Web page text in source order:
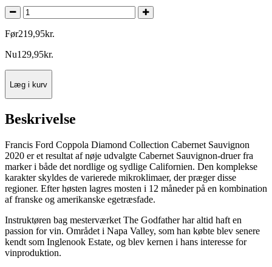
Før219,95kr.
Nu129,95kr.
Læg i kurv
Beskrivelse
Francis Ford Coppola Diamond Collection Cabernet Sauvignon
2020 er et resultat af nøje udvalgte Cabernet Sauvignon-druer fra
marker i både det nordlige og sydlige Californien. Den komplekse
karakter skyldes de varierede mikroklimaer, der præger disse
regioner. Efter høsten lagres mosten i 12 måneder på en kombination
af franske og amerikanske egetræsfade.
Instruktøren bag mesterværket The Godfather har altid haft en
passion for vin. Området i Napa Valley, som han købte blev senere
kendt som Inglenook Estate, og blev kernen i hans interesse for
vinproduktion.